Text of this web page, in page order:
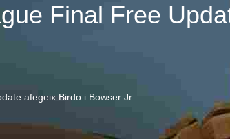
Final Free
afegeix Birdo i Bowser Jr.